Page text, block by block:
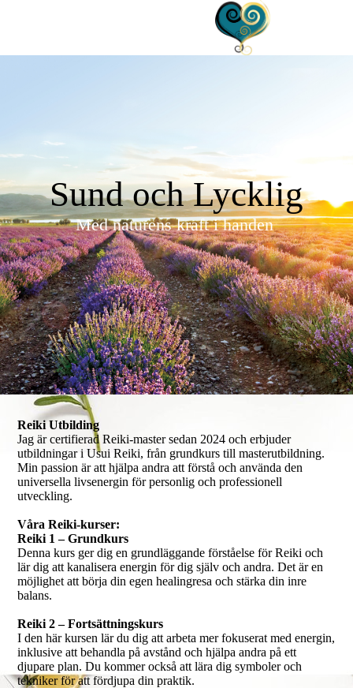
Sund och Lycklig
Med naturens kraft i handen
Reiki Utbilding
Jag är certifierad Reiki-master sedan 2024 och erbjuder
utbildningar i Usui Reiki, från grundkurs till masterutbildning.
Min passion är att hjälpa andra att förstå och använda den
universella livsenergin för personlig och professionell
utveckling.
Våra Reiki-kurser:
Reiki 1 – Grundkurs
Denna kurs ger dig en grundläggande förståelse för Reiki och
lär dig att kanalisera energin för dig själv och andra. Det är en
möjlighet att börja din egen healingresa och stärka din inre
balans.
Reiki 2 – Fortsättningskurs
I den här kursen lär du dig att arbeta mer fokuserat med energin,
inklusive att behandla på avstånd och hjälpa andra på ett
djupare plan. Du kommer också att lära dig symboler och
tekniker för att fördjupa din praktik.